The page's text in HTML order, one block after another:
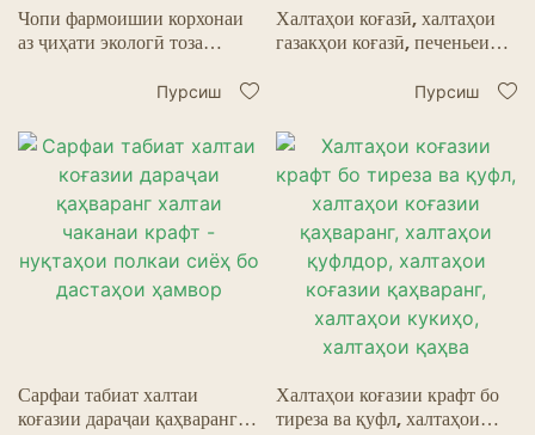
Чопи фармоишии корхонаи
аз ҷиҳати экологӣ тоза
меваю коғази крафт
халтаи коғази ҳамвори поин
Пурсиш
Халтаҳои коғазӣ, халтаҳои
газакҳои коғазӣ, печеньеи
печонидани халтаҳо остинҳо
Пурсиш
Сарфаи табиат халтаи
коғазии дараҷаи қаҳваранг
Халтаҳои коғазии крафт бо
тиреза ва қуфл, халтаҳои